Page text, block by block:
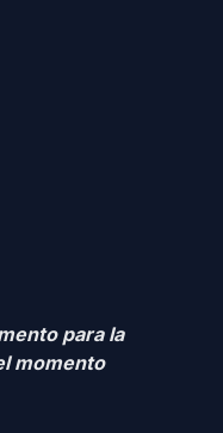
para la
momento